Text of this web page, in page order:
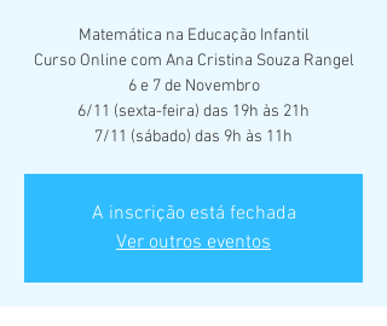
Matemática na Educação Infantil
Curso Online com Ana Cristina Souza Rangel
6 e 7 de Novembro
6/11 (sexta-feira) das 19h às 21h
7/11 (sábado) das 9h às 11h
A inscrição está fechada
Ver outros eventos